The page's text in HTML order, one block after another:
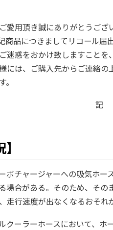
愛用頂き誠にありがとうござ
品につきましてリコール届
迷惑をおかけ致しますことを
には、ご購入先からご連絡
記
チャージャーへの吸気ホー
場合がある。そのため、そ
走行速度が出なくなるおそれ
ーラーホースにおいて、ホ